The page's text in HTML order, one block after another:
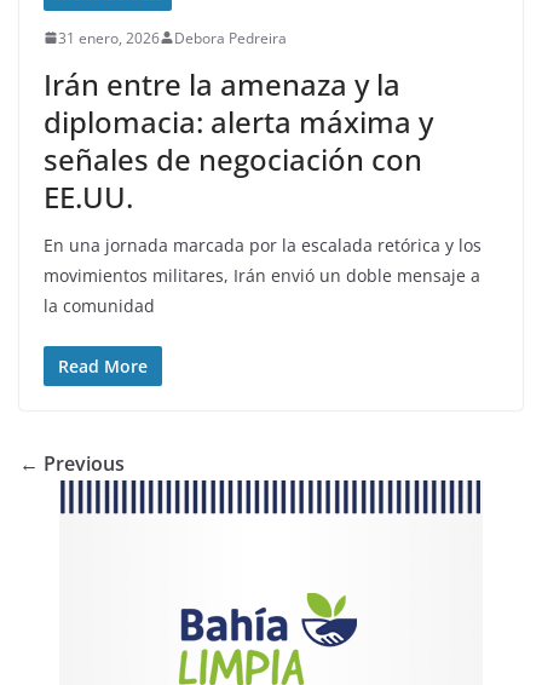
31 enero, 2026 Debora Pedreira
Irán entre la amenaza y la
diplomacia: alerta máxima y
señales de negociación con
EE.UU.
En una jornada marcada por la escalada retórica y los
movimientos militares, Irán envió un doble mensaje a
la comunidad
Read More
← Previous